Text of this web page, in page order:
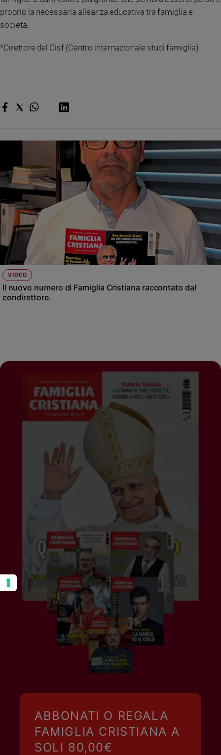
proprio la necessaria alleanza educativa tra famiglia e
società.
*Direttore del Cisf (Centro internazionale studi famiglia)
VIDEO
Il nuovo numero di Famiglia Cristiana raccontato dal
condirettore.
ABBONATI O REGALA
FAMIGLIA CRISTIANA A
SOLI 80,00€